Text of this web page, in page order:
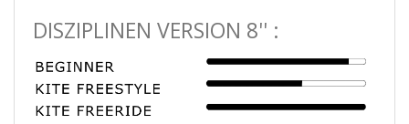
DISZIPLINEN VERSION 8'' :